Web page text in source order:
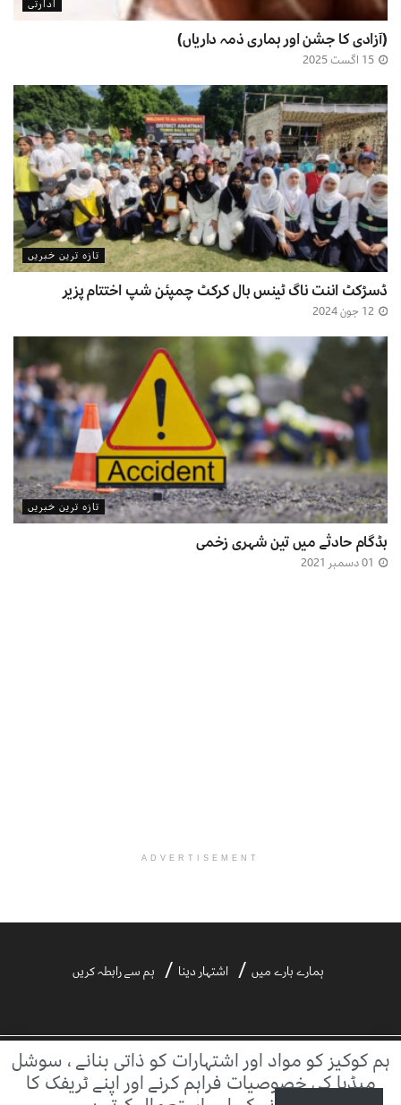
ادارتی
(آزادی کا جشن اور ہماری ذمہ داریاں)
تازہ ترین خبریں
ڈسڑکٹ اننت ناگ ٹینس بال کرکٹ چمپئن شپ اختتام پزیر
تازہ ترین خبریں
بڈگام حادثے میں تین شہری زخمی
ADVERTISEMENT
ہمارے بارے میں اشتہار دینا ہم سے رابطہ کریں
©2021 ڈیلی آفتاب | ڈیلی آفتاب بیرونی ویب سائٹس کے مواد کا ذمہ دار نہیں ہے۔
ہم کوکیز کو مواد اور اشتہارات کو ذاتی بنانے ، سوشل
میڈیا کی خصوصیات فراہم کرنے اور اپنے ٹریفک کا